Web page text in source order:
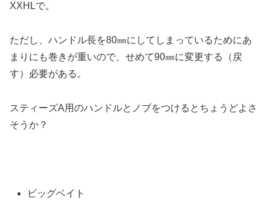
XXHLで。
ただし、ハンドル長を80㎜にしてしまっているためにあ
まりにも巻きが重いので、せめて90㎜に変更する（戻
す）必要がある。
スティーズA用のハンドルとノブをつけるとちょうどよさ
そうか？
ビッグベイト